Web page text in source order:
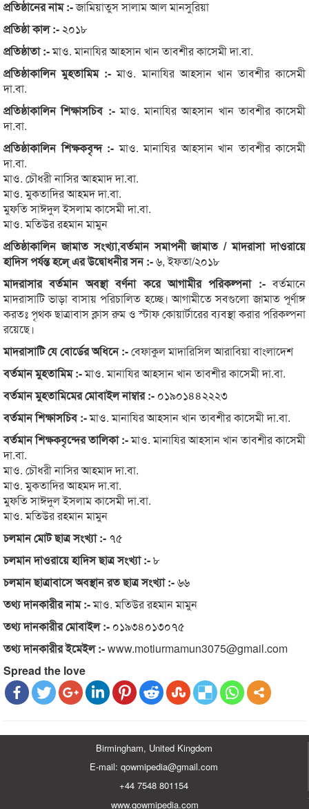
প্রতিষ্ঠানের নাম :-জামিয়াতুস সালাম আল মানসুরিয়া
প্রতিষ্ঠা কাল :- ২০১৮
প্রতিষ্ঠাতা :-মাও. মানাযির আহসান খান তাবশীর কাসেমী দা.বা.
প্রতিষ্ঠাকালিন মুহতামিম :-মাও. মানাযির আহসান খান তাবশীর কাসেমী
দা.বা.
প্রতিষ্ঠাকালিন শিক্ষাসচিব :-মাও. মানাযির আহসান খান তাবশীর কাসেমী
দা.বা.
প্রতিষ্ঠাকালিন শিক্ষকবৃন্দ :-মাও. মানাযির আহসান খান তাবশীর কাসেমী
দা.বা.
মাও. চৌধরী নাসির আহমাদ দা.বা.
মাও. মুকতাদির আহমদ দা.বা.
মুফতি সাঈদুল ইসলাম কাসেমী দা.বা.
মাও. মতিউর রহমান মামুন
প্রতিষ্ঠাকালিন জামাত সংখ্যা,বর্তমান সমাপনী জামাত / মাদরাসা দাওরায়ে
হাদিস পর্যন্ত হলে্ এর উদ্বোধনীর সন :-৬, ইফতা/২০১৮
মাদরাসার বর্তমান অবস্থা বর্ণনা করে আগামীর পরিকল্পনা :-বর্তমানে
মাদরাসাটি ভাড়া বাসায় পরিচালিত হচ্ছে। আগামীতে সবগুলো জামাত পূর্ণাঙ্গ
করতঃ পৃথক ছাত্রাবাস ক্লাস রুম ও স্টাফ কোয়ার্টারের ব্যবস্থা করার পরিকল্পনা
রয়েছে।
মাদরাসাটি যে বোর্ডের অধিনে :-বেফাকুল মাদারিসিল আরাবিয়া বাংলাদেশ
বর্তমান মুহতামিম :-মাও. মানাযির আহসান খান তাবশীর কাসেমী দা.বা.
বর্তমান মুহতামিমের মোবাইল নাম্বার :- ০১৯০১৪৪২২২৩
বর্তমান শিক্ষাসচিব :-মাও. মানাযির আহসান খান তাবশীর কাসেমী দা.বা.
বর্তমান শিক্ষকবৃন্দের তালিকা :-মাও. মানাযির আহসান খান তাবশীর কাসেমী
দা.বা.
মাও. চৌধরী নাসির আহমাদ দা.বা.
মাও. মুকতাদির আহমদ দা.বা.
মুফতি সাঈদুল ইসলাম কাসেমী দা.বা.
মাও. মতিউর রহমান মামুন
চলমান মোট ছাত্র সংখ্যা :- ৭৫
চলমান দাওরায়ে হাদিস ছাত্র সংখ্যা :-৮
চলমান ছাত্রাবাসে অবস্থান রত ছাত্র সংখ্যা :-৬৬
তথ্য দানকারীর নাম :-মাও. মতিউর রহমান মামুন
তথ্য দানকারীর মোবাইল :- ০১৯৩৪০১৩০৭৫
তথ্য দানকারীর ইমেইল :-www.motiurmamun3075@gmail.com
Spread the love
Birmingham, United Kingdom
E-mail: qowmipedia@gmail.com
+44 7548 801154
www.qowmipedia.com